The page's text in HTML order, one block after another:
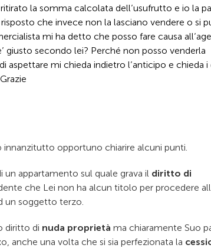
la somma calcolata dell’usufrutto e io la
che invece non la lasciano vendere o si
mi ha detto che posso fare causa
giusto secondo lei? Perché non posso venderla
aspettare mi chieda indietro l’anticipo e chieda i
innanzitutto opportuno chiarire alcuni punti.
un appartamento sul quale grava il diritto di
che Lei non ha alcun titolo per procedere
un soggetto terzo.
diritto di nuda proprietà ma chiaramente Suo
o, anche una volta che si sia perfezionata la